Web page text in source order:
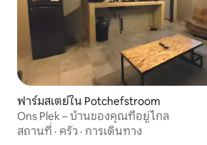
ฟาร์มสเตย์ใน Potchefstroom
Ons Plek – บ้านของคุณที่อยู่ไกล
สถานที่ · ครัว · การเดินทาง